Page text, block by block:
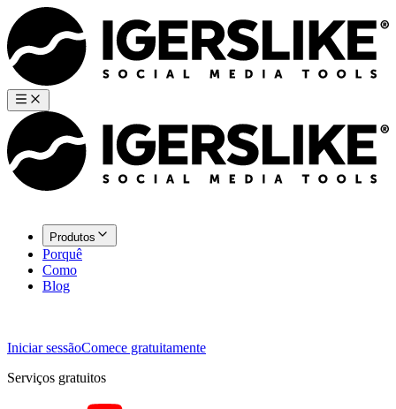
Produtos
Porquê
Como
Blog
Iniciar sessãoComece gratuitamente
Serviços gratuitos